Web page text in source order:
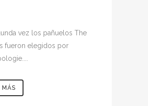
vez los pañuelos The
fueron elegidos por
MÁS